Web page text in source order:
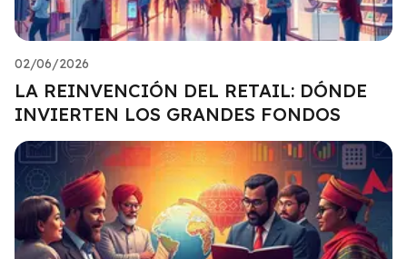
02/06/2026
LA REINVENCIÓN DEL RETAIL: DÓNDE
INVIERTEN LOS GRANDES FONDOS